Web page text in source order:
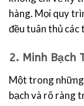
hàng. Mọi quy
đều tuân thủ các
2. Minh Bạch
Một trong những
bạch và rõ ràng